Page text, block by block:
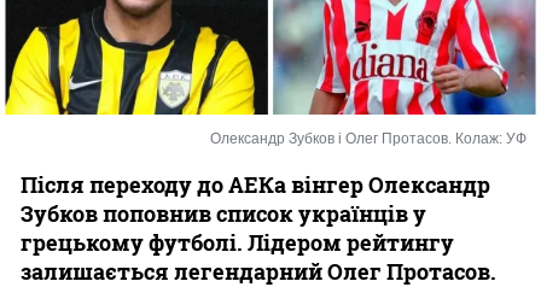
Казино
Олександр Зубков і Олег Протасов. Колаж: УФ
Після переходу до АЕКа вінгер Олександр
Зубков поповнив список українців у
грецькому футболі. Лідером рейтингу
залишається легендарний Олег Протасов.